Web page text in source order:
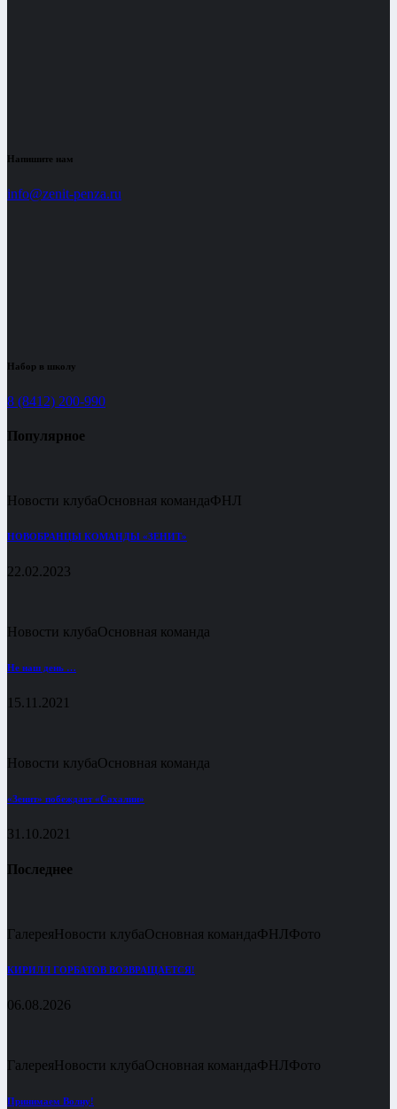
Напишите нам
info@zenit-penza.ru
Набор в школу
8 (8412) 200-990
Популярное
Новости клубаОсновная командаФНЛ
НОВОБРАНЦЫ КОМАНДЫ «ЗЕНИТ»
22.02.2023
Новости клубаОсновная команда
Не наш день …
15.11.2021
Новости клубаОсновная команда
«Зенит» побеждает «Сахалин»
31.10.2021
Последнее
ГалереяНовости клубаОсновная командаФНЛФото
КИРИЛЛ ГОРБАТОВ ВОЗВРАЩАЕТСЯ!
06.08.2026
ГалереяНовости клубаОсновная командаФНЛФото
Принимаем Волну!